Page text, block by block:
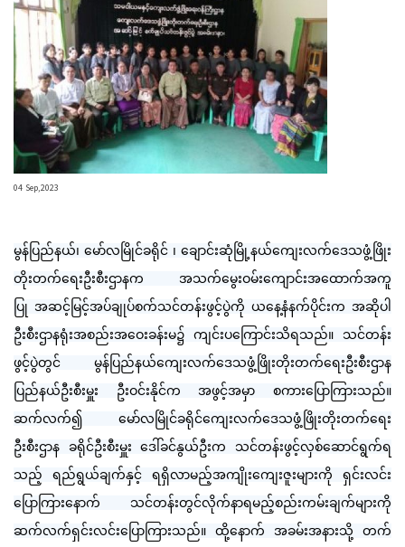
04 Sep,2023
မွန်ပြည်နယ်၊ မော်လမြိုင်ခရိုင် ၊ ချောင်းဆုံမြို့နယ်ကျေးလက်ဒေသဖွံ့ဖြိုး
တိုးတက်ရေးဦးစီးဌာနက အသက်မွေးဝမ်းကျောင်းအထောက်အကူ
ပြု အဆင့်မြင့်အပ်ချုပ်စက်သင်တန်းဖွင့်ပွဲကို ယနေ့နံနက်ပိုင်းက အဆိုပါ
ဦးစီးဌာနရုံးအစည်းအဝေးခန်းမ၌ ကျင်းပကြောင်းသိရသည်။ သင်တန်း
ဖွင့်ပွဲတွင် မွန်ပြည်နယ်ကျေးလက်ဒေသဖွံ့ဖြိုးတိုးတက်ရေးဦးစီးဌာန
ပြည်နယ်ဦးစီးမှူး ဦးဝင်းနိုင်က အဖွင့်အမှာ စကားပြောကြားသည်။
ဆက်လက်၍ မော်လမြိုင်ခရိုင်ကျေးလက်ဒေသဖွံ့ဖြိုးတိုးတက်ရေး
ဦးစီးဌာန ခရိုင်ဦးစီးမှူး ဒေါ်ခင်နွယ်ဦးက သင်တန်းဖွင့်လှစ်ဆောင်ရွက်ရ
သည့် ရည်ရွယ်ချက်နှင့် ရရှိလာမည့်အကျိုးကျေးဇူးများကို ရှင်းလင်း
ပြောကြားနောက် သင်တန်းတွင်လိုက်နာရမည့်စည်းကမ်းချက်များကို
ဆက်လက်ရှင်းလင်းပြောကြားသည်။ ထို့နောက် အခမ်းအနားသို့ တက်